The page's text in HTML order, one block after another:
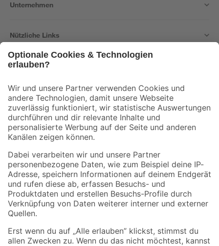
Unternehmen
Nützliche Links
Der toom Newsletter: Keine Angebote und Aktionen mehr verpassen!
Zur Newsletter Anmeldung
Folge uns
Zahlungsarten Versandarten
Sicher einkaufen